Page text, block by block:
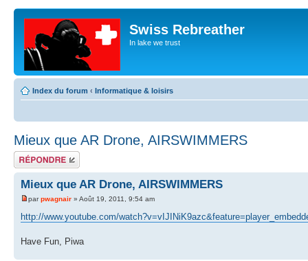
Swiss Rebreather
In lake we trust
Index du forum ‹ Informatique & loisirs
Mieux que AR Drone, AIRSWIMMERS
Répondre
Mieux que AR Drone, AIRSWIMMERS
parpwagnair » Août 19, 2011, 9:54 am
http://www.youtube.com/
Have Fun, Piwa